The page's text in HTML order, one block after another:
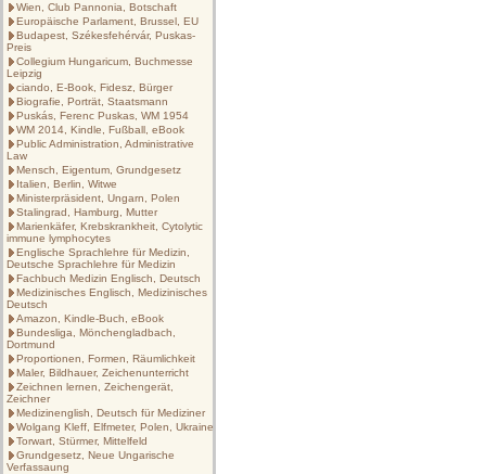
Wien, Club Pannonia, Botschaft
Europäische Parlament, Brussel, EU
Budapest, Székesfehérvár, Puskas-
Preis
Collegium Hungaricum, Buchmesse
Leipzig
ciando, E-Book, Fidesz, Bürger
Biografie, Porträt, Staatsmann
Puskás, Ferenc Puskas, WM 1954
WM 2014, Kindle, Fußball, eBook
Public Administration, Administrative
Law
Mensch, Eigentum, Grundgesetz
Italien, Berlin, Witwe
Ministerpräsident, Ungarn, Polen
Stalingrad, Hamburg, Mutter
Marienkäfer, Krebskrankheit, Cytolytic
immune lymphocytes
Englische Sprachlehre für Medizin,
Deutsche Sprachlehre für Medizin
Fachbuch Medizin Englisch, Deutsch
Medizinisches Englisch, Medizinisches
Deutsch
Amazon, Kindle-Buch, eBook
Bundesliga, Mönchengladbach,
Dortmund
Proportionen, Formen, Räumlichkeit
Maler, Bildhauer, Zeichenunterricht
Zeichnen lernen, Zeichengerät,
Zeichner
Medizinenglish, Deutsch für Mediziner
Wolgang Kleff, Elfmeter, Polen, Ukraine
Torwart, Stürmer, Mittelfeld
Grundgesetz, Neue Ungarische
Verfassaung